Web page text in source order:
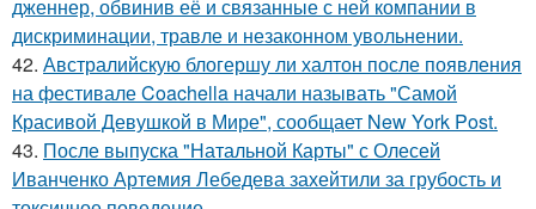
дженнер, обвинив её и связанные с ней компании в
дискриминации, травле и незаконном увольнении.
42. Австралийскую блогершу ли халтон после появления
на фестивале Coachella начали называть "Самой
Красивой Девушкой в Мире", сообщает New York Post.
43. После выпуска "Натальной Карты" с Олесей
Иванченко Артемия Лебедева захейтили за грубость и